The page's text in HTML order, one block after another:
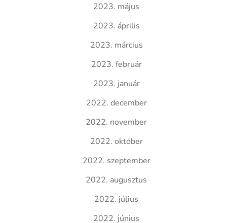
2023. május
2023. április
2023. március
2023. február
2023. január
2022. december
2022. november
2022. október
2022. szeptember
2022. augusztus
2022. július
2022. június